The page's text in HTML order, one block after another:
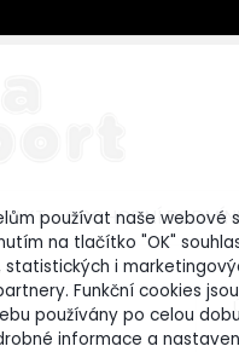
používat naše webové
na tlačítko "OK"
i
Funkční cookies
používány po celou dobu
informace a
OBCHODNÍ